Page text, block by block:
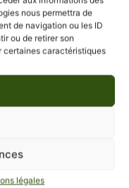
nous permettra de
de navigation ou les ID
ou de retirer son
certaines caractéristiques
légales